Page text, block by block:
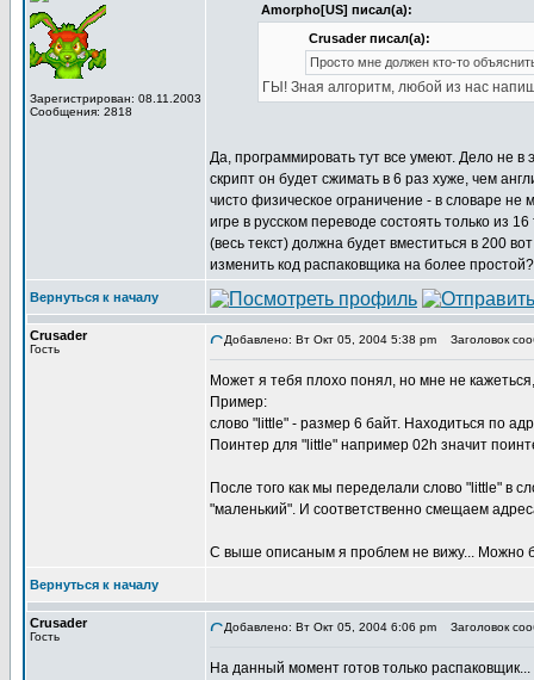
Зарегистрирован: 08.11.2003
Сообщения: 2818
Amorpho[US] писал(а):
Crusader писал(а):
Просто мне должен кто-то
ГЫ! Зная алгоритм, любой из нас
Да, программировать тут все умеют. Дело не в
скрипт он будет сжимать в 6 раз хуже, чем
чисто физическое ограничение - в словаре
игре в русском переводе состоять только из
(весь текст) должна будет вместиться в 200
изменить код распаковщика на более
Вернуться к началу
Crusader
Гость
Добавлено: Вт Окт 05, 2004 5:38 pm Заголовок
Может я тебя плохо понял, но мне не
Пример:
слово "little" - размер 6 байт. Находиться по
Поинтер для "little" например 02h значит
После того как мы переделали слово "little" в
"маленький". И соответственно смещаем
С выше описаным я проблем не вижу... Можно
Вернуться к началу
Crusader
Гость
Добавлено: Вт Окт 05, 2004 6:06 pm Заголовок
На данный момент готов только